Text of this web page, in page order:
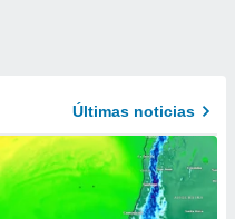
Últimas noticias